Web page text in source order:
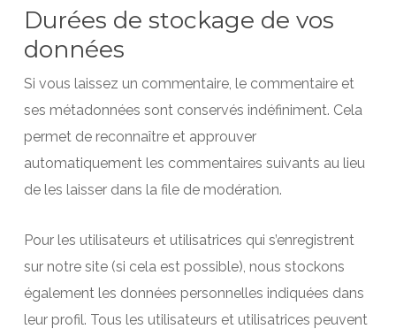
Durées de stockage de vos
données
Si vous laissez un commentaire, le commentaire et
ses métadonnées sont conservés indéfiniment. Cela
permet de reconnaître et approuver
automatiquement les commentaires suivants au lieu
de les laisser dans la file de modération.
Pour les utilisateurs et utilisatrices qui s’enregistrent
sur notre site (si cela est possible), nous stockons
également les données personnelles indiquées dans
leur profil. Tous les utilisateurs et utilisatrices peuvent